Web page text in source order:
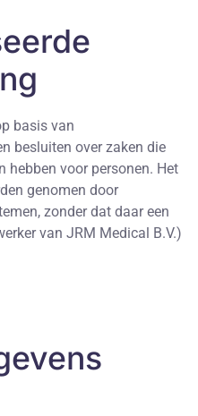
basis van
besluiten over zaken die
hebben voor personen. Het
genomen door
zonder dat daar een
van JRM Medical B.V.)